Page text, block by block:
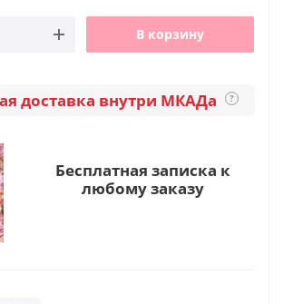
В корзину
доставка внутри МКАДа ?
Бесплатная записка к
любому заказу